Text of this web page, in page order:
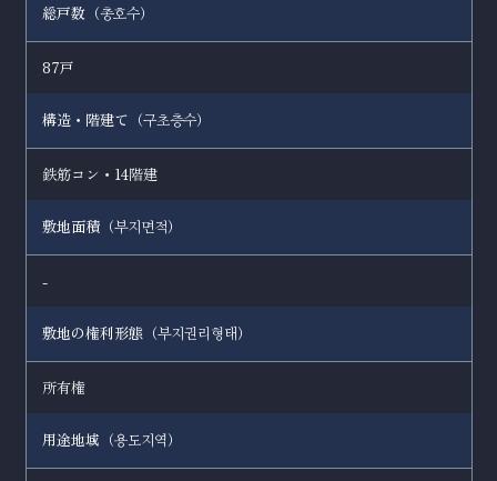
総戸数（총호수）
87戸
構造・階建て（구초층수）
鉄筋コン・14階建
敷地面積（부지면적）
-
敷地の権利形態（부지권리형태 ）
所有権
用途地域（용도지역）